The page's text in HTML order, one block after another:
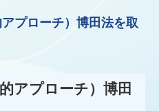
プローチ）博田法を取
アプローチ）博田